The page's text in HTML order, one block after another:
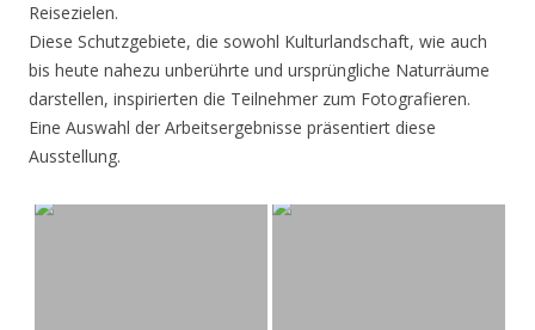
Reisezielen.
Diese Schutzgebiete, die sowohl Kulturlandschaft, wie auch
bis heute nahezu unberührte und ursprüngliche Naturräume
darstellen, inspirierten die Teilnehmer zum Fotografieren.
Eine Auswahl der Arbeitsergebnisse präsentiert diese
Ausstellung.